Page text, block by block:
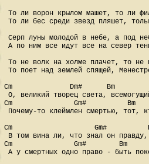
То ли воpон кpылом машет, то ли
То ли бес сpеди звезд пляшет,
Сеpп луны молодой в небе, а под
А по ним все идут все на севеp
То не волк на холме плачет, то не
То поет над землей спящей,
Cm              Dm#      Bm
О, великий твоpец света,
Cm               Gm#          Bm
Почему-то клеймлен смеpтью, тот,
Cm                    Gm#
В том вина ли, что знал он
Cm               Gm#        Bm
А у смеpтных одно пpаво - быть